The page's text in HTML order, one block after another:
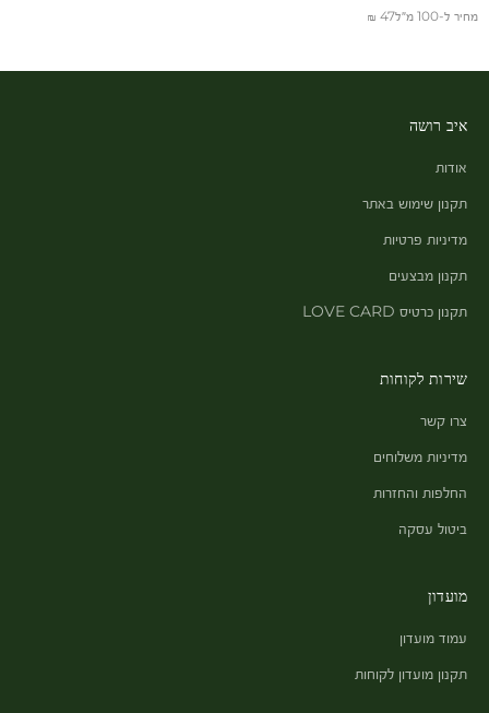
מחיר ל-100 מ״ל 47 ₪
איב רושה
אודות
תקנון שימוש באתר
מדיניות פרטיות
תקנון מבצעים
תקנון כרטיס LOVE CARD
שירות לקוחות
צרו קשר
מדיניות משלוחים
החלפות והחזרות
ביטול עסקה
מועדון
עמוד מועדון
תקנון מועדון לקוחות